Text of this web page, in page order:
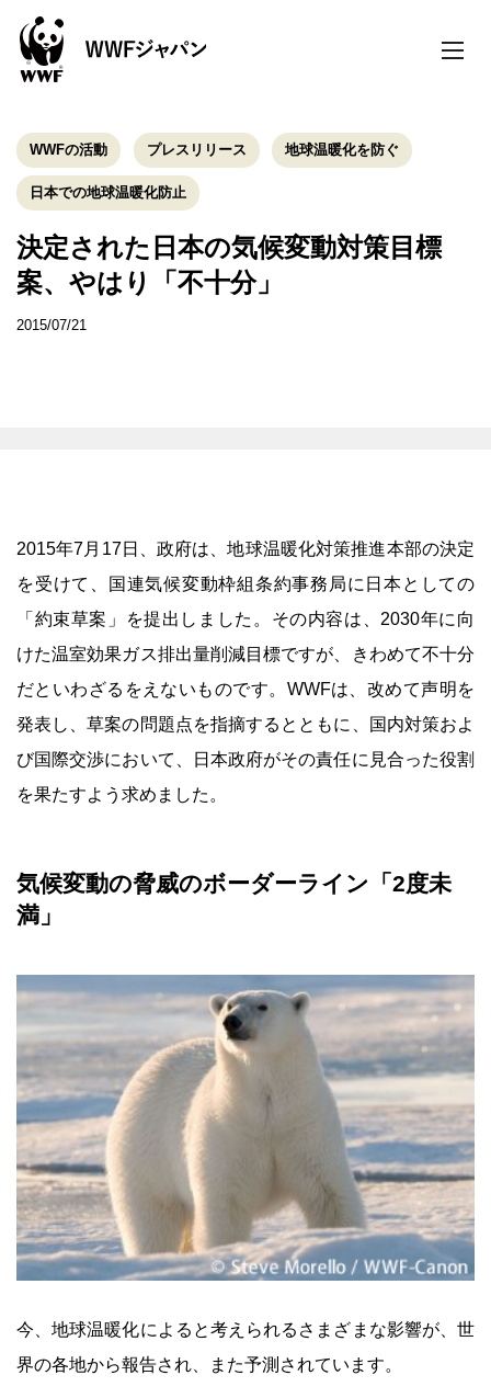
toggle
WWFの活動 プレスリリース 地球温暖化を防ぐ
日本での地球温暖化防止
決定された日本の気候変動対策目標
案、やはり「不十分」
2015/07/21
2015年7月17日、政府は、地球温暖化対策推進本部の決定
を受けて、国連気候変動枠組条約事務局に日本としての
「約束草案」を提出しました。その内容は、2030年に向
けた温室効果ガス排出量削減目標ですが、きわめて不十分
だといわざるをえないものです。WWFは、改めて声明を
発表し、草案の問題点を指摘するとともに、国内対策およ
び国際交渉において、日本政府がその責任に見合った役割
を果たすよう求めました。
気候変動の脅威のボーダーライン「2度未
満」
今、地球温暖化によると考えられるさまざまな影響が、世
界の各地から報告され、また予測されています。